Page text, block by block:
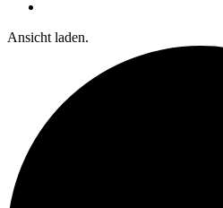
Ansicht laden.